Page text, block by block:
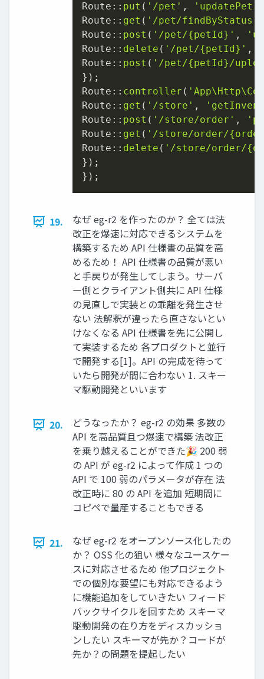
Route:: put ( '/pet' , 'updatePet'
Route:: get ( '/pet/findByStatus'
Route:: post ( '/pet/{petId}' ,
Route:: delete ( '/pet/{petId}' ,
Route:: post ( '/pet/{petId}/
});
Route:: controller (
Route:: get ( '/store' ,
Route:: post ( '/store/order' ,
Route:: get ( '/store/order/
Route:: delete ( '/store/order/
});
});
19.
なぜ eg-r2 を作ったのか？ 全ては法
改正を爆速に対応できるシステムを
構築するため API 仕様書の品質を高
めるため！ API 仕様書の品質が悪い
と手戻りが発生してしまう。サーバ
ー側とクライアント側共に API 仕様
の見直しで実装との乖離を発生させ
ない 法解釈が違ったら直さないとい
けなくなる API 仕様書を先に公開し
て実装するため 各プロダクトと並行
で開発する[1]。API の完成を待って
いたら開発が間に合わない 1. スキー
マ駆動開発といいます
20.
どうなったか？ eg-r2 の効果 多数の
API を高品質且つ爆速で構築 法改正
を乗り越えることができた🎉 200 弱
の API が eg-r2 によって作成 1 つの
API で 100 弱のパラメータが存在 法
改正時に 80 の API を追加 短期間に
コピペで量産することもできる
21.
なぜ eg-r2 をオープンソース化したの
か？ OSS 化の狙い 様々なユースケー
スに対応させるため 他プロジェクト
での個別な要望にも対応できるよう
に機能追加をしていきたい フィード
バックサイクルを回すため スキーマ
駆動開発の在り方をディスカッショ
ンしたい スキーマが先か？コードが
先か？の問題を提起したい